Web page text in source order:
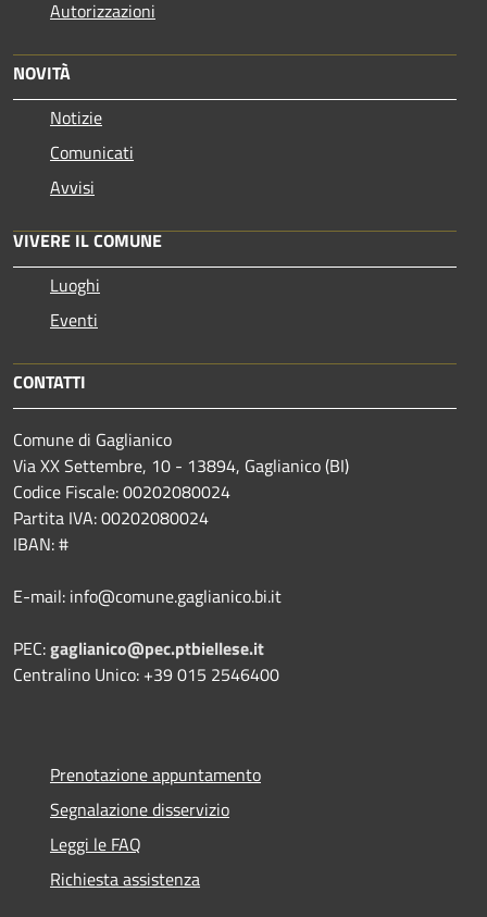
Autorizzazioni
NOVITÀ
Notizie
Comunicati
Avvisi
VIVERE IL COMUNE
Luoghi
Eventi
CONTATTI
Comune di Gaglianico
Via XX Settembre, 10 - 13894, Gaglianico (BI)
Codice Fiscale: 00202080024
Partita IVA: 00202080024
IBAN: #
E-mail: info@comune.gaglianico.bi.it
PEC:gaglianico@pec.ptbiellese.it
Centralino Unico: +39 015 2546400
Prenotazione appuntamento
Segnalazione disservizio
Leggi le FAQ
Richiesta assistenza